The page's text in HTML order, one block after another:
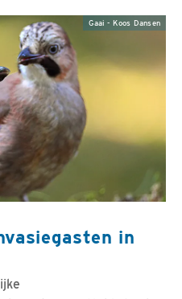
Gaai - Koos Dansen
in